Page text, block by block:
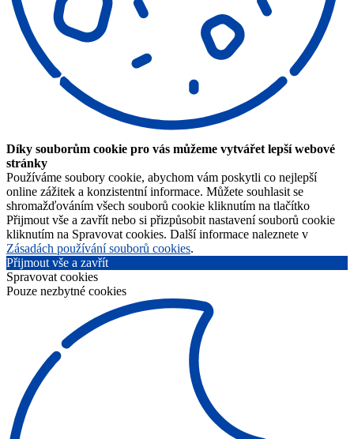
Díky souborům cookie pro vás můžeme vytvářet lepší webové
stránky
Používáme soubory cookie, abychom vám poskytli co nejlepší
online zážitek a konzistentní informace. Můžete souhlasit se
shromažďováním všech souborů cookie kliknutím na tlačítko
Přijmout vše a zavřít nebo si přizpůsobit nastavení souborů cookie
kliknutím na Spravovat cookies. Další informace naleznete v
Zásadách používání souborů cookies.
Přijmout vše a zavřít
Spravovat cookies
Pouze nezbytné cookies